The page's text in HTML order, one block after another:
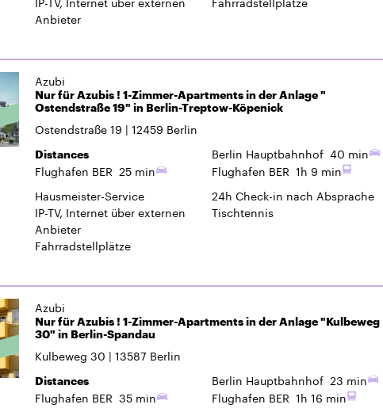
Anbieter
Azubi
Nur für Azubis ! 1-Zimmer-Apartments in der Anlage "
Ostendstraße 19" in Berlin-Treptow-Köpenick
Ostendstraße 19 12459 Berlin
Distances Berlin Hauptbahnhof 40 min
Flughafen BER 25 min Flughafen BER 1h 9 min
Hausmeister-Service
24h Check-in nach Absprache
IP-TV, Internet über externen
Anbieter
Tischtennis
Fahrradstellplätze
Azubi
Nur für Azubis ! 1-Zimmer-Apartments in der Anlage "Kulbeweg
30" in Berlin-Spandau
Kulbeweg 30 13587 Berlin
Distances Berlin Hauptbahnhof 23 min
Flughafen BER 35 min Flughafen BER 1h 16 min